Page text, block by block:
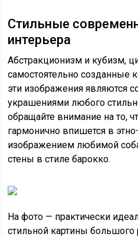
Стильные
интерьера
Абстракционизм и кубизм,
самостоятельно
эти изображения являются
украшениями любого
обращайте внимание на то,
гармонично впишется в
изображением любимой
стены в стиле барокко.
На фото — практически
стильной картины большого